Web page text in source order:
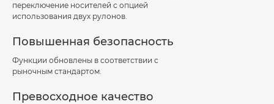
переключение носителей с опцией
использования двух рулонов.
Повышенная безопасность
Функции обновлены в соответствии с
рыночным стандартом.
Превосходное качество